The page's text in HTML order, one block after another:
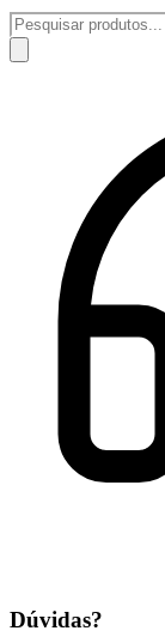
Pesquisar
produtos
Dúvidas?